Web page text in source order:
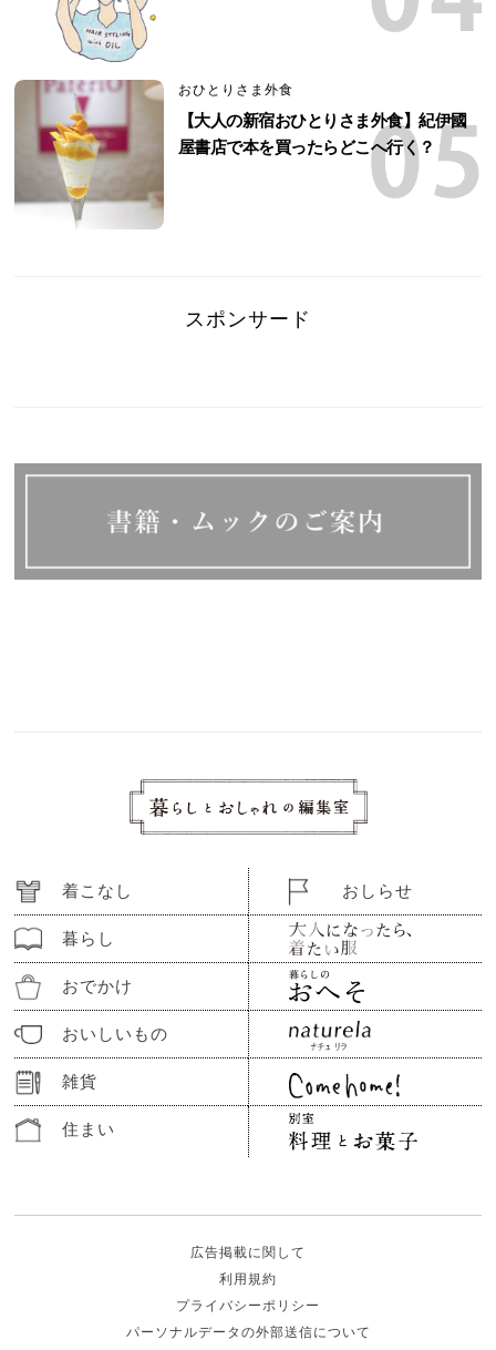
おひとりさま外食
【大人の新宿おひとりさま外食】紀伊國
屋書店で本を買ったらどこへ行く？
スポンサード
着こなし
暮らし
おでかけ
おいしいもの
雑貨
住まい
おしらせ
広告掲載に関して
利用規約
プライバシーポリシー
パーソナルデータの外部送信について